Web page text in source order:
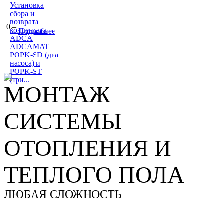
Установка
сбора и
возврата
конденсата
ADCA
ADCAMAT
POPK-SD (два
насоса) и
POPK-ST
(три...
0.–
Подробнее
МОНТАЖ
СИСТЕМЫ
ОТОПЛЕНИЯ И
ТЕПЛОГО ПОЛА
ЛЮБАЯ СЛОЖНОСТЬ